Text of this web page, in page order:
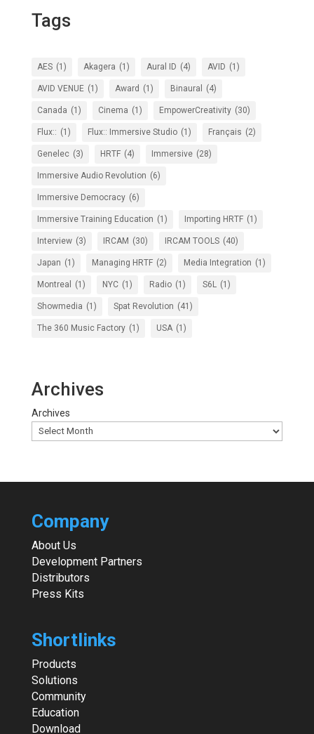
Tags
AES (1) Akagera (1) Aural ID (4) AVID (1)
AVID VENUE (1) Award (1) Binaural (4)
Canada (1) Cinema (1) EmpowerCreativity (30)
Flux:: (1) Flux:: Immersive Studio (1) Français (2)
Genelec (3) HRTF (4) Immersive (28)
Immersive Audio Revolution (6)
Immersive Democracy (6)
Immersive Training Education (1) Importing HRTF (1)
Interview (3) IRCAM (30) IRCAM TOOLS (40)
Japan (1) Managing HRTF (2) Media Integration (1)
Montreal (1) NYC (1) Radio (1) S6L (1)
Showmedia (1) Spat Revolution (41)
The 360 Music Factory (1) USA (1)
Archives
Archives
Company
About Us
Development Partners
Distributors
Press Kits
Shortlinks
Products
Solutions
Community
Education
Download